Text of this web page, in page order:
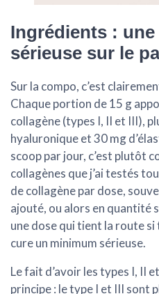
Ingrédients :
sérieuse sur le
Sur la compo, c’est
Chaque portion de 15 g
collagène(types I, II et III),
hyaluroniqueet30 mg
scoop par jour, c’est plutôt
collagènes que j’ai testés
de collagène par dose,
ajouté, ou alors en quantité
une dose qui tient la route
cure un minimum sérieuse.
Le fait d’avoir lestypes I, II
principe : le type I et III sont